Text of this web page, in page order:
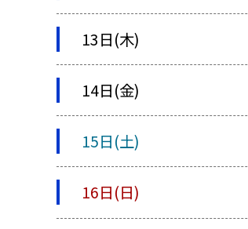
13日(木)
14日(金)
15日(土)
16日(日)